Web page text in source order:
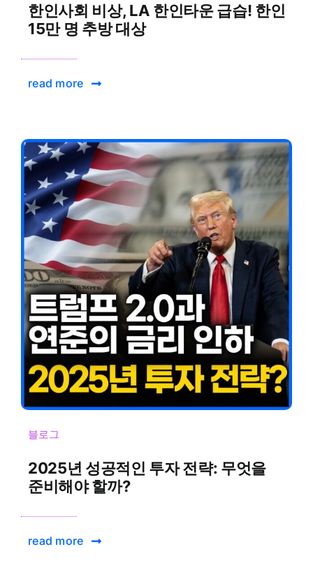
한인사회 비상, LA 한인타운 급습! 한인
15만 명 추방 대상
read more
블로그
2025년 성공적인 투자 전략: 무엇을
준비해야 할까?
read more